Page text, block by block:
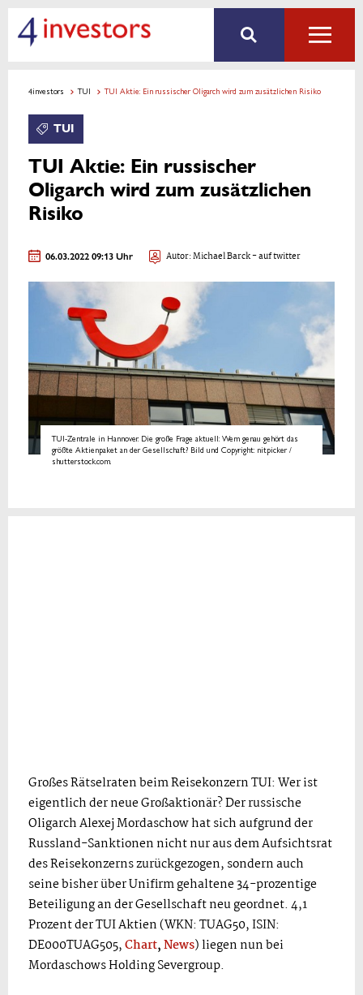
4investors TUI TUI Aktie: Ein russischer Oligarch wird zum zusätzlichen Risiko
TUI
TUI Aktie: Ein russischer
Oligarch wird zum zusätzlichen
Risiko
06.03.2022 09:13 Uhr Autor:Michael Barck- auf twitter
TUI-Zentrale in Hannover. Die große Frage aktuell: Wem genau gehört das
größte Aktienpaket an der Gesellschaft? Bild und Copyright: nitpicker /
shutterstock.com.
Großes Rätselraten beim Reisekonzern TUI: Wer ist
eigentlich der neue Großaktionär? Der russische
Oligarch Alexej Mordaschow hat sich aufgrund der
Russland-Sanktionen nicht nur aus dem Aufsichtsrat
des Reisekonzerns zurückgezogen, sondern auch
seine bisher über Unifirm gehaltene 34-prozentige
Beteiligung an der Gesellschaft neu geordnet. 4,1
Prozent der TUI Aktien (WKN: TUAG50, ISIN:
DE000TUAG505,Chart,News) liegen nun bei
Mordaschows Holding Severgroup.